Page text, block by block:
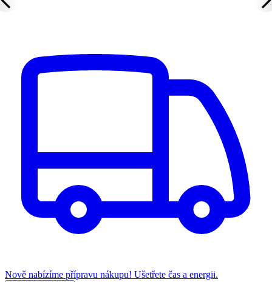
Nově nabízíme přípravu nákupu! Ušetřete čas a energii.